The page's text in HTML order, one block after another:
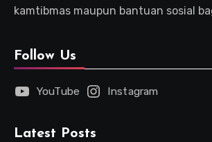
kamtibmas maupun bantuan sosial
Follow Us
YouTube Instagram
Latest Posts